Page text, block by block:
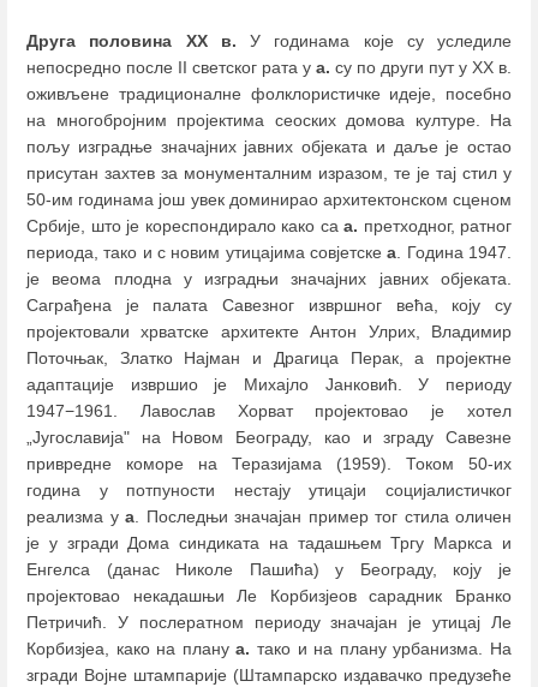
Друга половина XX в. У годинама које су уследиле
непосредно после II светског рата у а. су по други пут у XX в.
оживљене традиционалне фолклористичке идеје, посебно
на многобројним пројектима сеоских домова културе. На
пољу изградње значајних јавних објеката и даље је остао
присутан захтев за монументалним изразом, те је тај стил у
50-им годинама још увек доминирао архитектонском сценом
Србије, што је кореспондирало како са а. претходног, ратног
периода, тако и с новим утицајима совјетскеа . Година 1947.
је веома плодна у изградњи значајних јавних објеката.
Саграђена је палата Савезног извршног већа, коју су
пројектовали хрватске архитекте Антон Улрих, Владимир
Поточњак, Златко Најман и Драгица Перак, а пројектне
адаптације извршио је Михајло Јанковић. У периоду
1947−1961. Лавослав Хорват пројектовао је хотел
„Југославија" на Новом Београду, као и зграду Савезне
привредне коморе на Теразијама (1959). Током 50-их
година у потпуности нестају утицаји социјалистичког
реализма у а . Последњи значајан пример тог стила оличен
је у згради Дома синдиката на тадашњем Тргу Маркса и
Енгелса (данас Николе Пашића) у Београду, коју је
пројектовао некадашњи Ле Корбизјеов сарадник Бранко
Петричић. У послератном периоду значајан је утицај Ле
Корбизјеа, како на плануа. тако и на плану урбанизма. На
згради Војне штампарије (Штампарско издавачко предузеће